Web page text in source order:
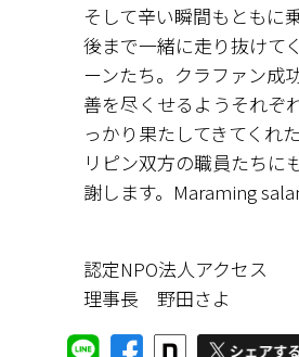
そして辛い瞬間もともに
後まで一緒に走り抜けて
ーンたち。クラファン成
善を尽くせるようそれぞ
っかり果たしてきてくれ
リピン双方の職員たちに
謝します。Maraming
認定NPO法人アクセス
理事長 野田さよ